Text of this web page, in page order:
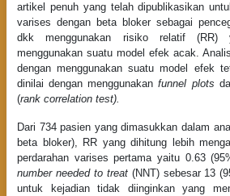
artikel penuh yang telah dipublikasikan
varises dengan beta bloker sebagai
dkk menggunakan risiko relatif (RR)
menggunakan suatu model efek acak.
dengan menggunakan suatu model efek
dinilai dengan menggunakan funnel plots
(rank correlation test).
Dari 734 pasien yang dimasukkan dalam
beta bloker), RR yang dihitung lebih
perdarahan varises pertama yaitu 0.63
number needed to treat(NNT) sebesar 13
untuk kejadian tidak diinginkan yang